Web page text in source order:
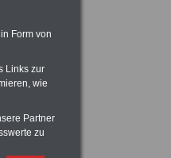
Form von
Links zur
wie
Partner
zu